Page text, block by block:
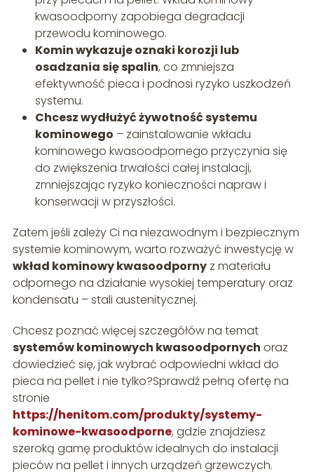
kwasoodporny zapobiega degradacji
przewodu kominowego.
Komin wykazuje oznaki korozji lub
osadzania się spalin, co zmniejsza
efektywność pieca i podnosi ryzyko uszkodzeń
systemu.
Chcesz wydłużyć żywotność systemu
kominowego – zainstalowanie wkładu
kominowego kwasoodpornego przyczynia się
do zwiększenia trwałości całej instalacji,
zmniejszając ryzyko konieczności napraw i
konserwacji w przyszłości.
Zatem jeśli zależy Ci na niezawodnym i bezpiecznym
systemie kominowym, warto rozważyć inwestycję w
wkład kominowy kwasoodpornyz materiału
odpornego na działanie wysokiej temperatury oraz
kondensatu – stali austenitycznej.
Chcesz poznać więcej szczegółów na temat
systemów kominowych kwasoodpornych oraz
dowiedzieć się, jak wybrać odpowiedni wkład do
pieca na pellet i nie tylko?Sprawdź pełną ofertę na
stronie
https://henitom.com/produkty/systemy-
kominowe-kwasoodporne, gdzie znajdziesz
szeroką gamę produktów idealnych do instalacji
pieców na pellet i innych urządzeń grzewczych.